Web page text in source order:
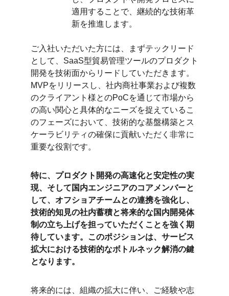
適用することで、継続的な技術革
新を推進します。
ご入社いただいた方には、まずテックリード
として、SaaS型貿易管理ツールのプロダクト
開発を技術面からリードしていただきます。
MVPをリリースし、社内商社事業および複数
のクライアント様とのPoCを通じて市場から
の高い関心と具体的なニーズを捉えているこ
のフェーズにおいて、技術的な基盤構築とス
ケーラビリティの確保に貢献いただく非常に
重要な役割です。
特に、プロダクト開発の高速化と安定性の実
現、そして国内エンジニアのコアメンバーと
して、オフショアチームとの連携を強化し、
技術的知見の社内蓄積と将来的な国内開発体
制の立ち上げを担っていただくことを強く期
待しています。このポジションは、サービス
拡大における技術的なボトルネック解消の鍵
となります。
将来的には、組織の拡大に伴い、ご経験や志